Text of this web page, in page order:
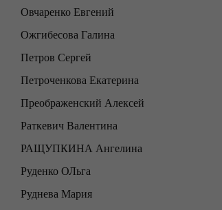
Овчаренко Евгений
Ожгибесова Галина
Петров Сергей
Петроченкова Екатерина
Преображенский Алексей
Раткевич Валентина
РАЩУПКИНА Ангелина
Руденко ОЛьга
Руднева Мария